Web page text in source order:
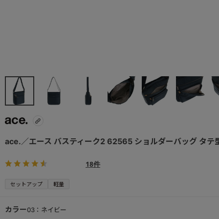
ace.／エース バスティーク2 62565 ショルダーバッグ タテ
18件
セットアップ 軽量
カラー03：ネイビー